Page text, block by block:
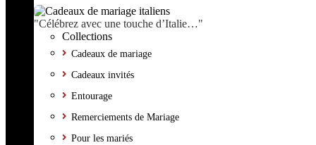
"Célébrez avec une touche d’Italie…"
Collections
Cadeaux de mariage
Cadeaux invités
Entourage
Remerciements de Mariage
Pour les mariés